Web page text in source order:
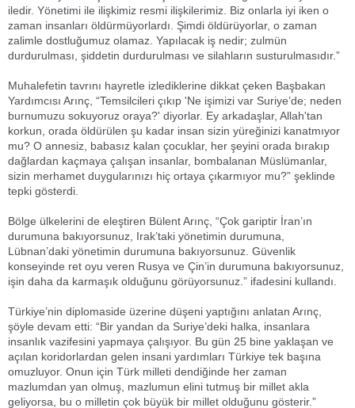
iledir. Yönetimi ile ilişkimiz resmi ilişkilerimiz. Biz onlarla iyi iken o
zaman insanları öldürmüyorlardı. Şimdi öldürüyorlar, o zaman
zalimle dostluğumuz olamaz. Yapılacak iş nedir; zulmün
durdurulması, şiddetin durdurulması ve silahların susturulmasıdır.”
Muhalefetin tavrını hayretle izlediklerine dikkat çeken Başbakan
Yardımcısı Arınç, “Temsilcileri çıkıp 'Ne işimizi var Suriye’de; neden
burnumuzu sokuyoruz oraya?' diyorlar. Ey arkadaşlar, Allah'tan
korkun, orada öldürülen şu kadar insan sizin yüreğinizi kanatmıyor
mu? O annesiz, babasız kalan çocuklar, her şeyini orada bırakıp
dağlardan kaçmaya çalışan insanlar, bombalanan Müslümanlar,
sizin merhamet duygularınızı hiç ortaya çıkarmıyor mu?” şeklinde
tepki gösterdi.
Bölge ülkelerini de eleştiren Bülent Arınç, “Çok gariptir İran’ın
durumuna bakıyorsunuz, Irak’taki yönetimin durumuna,
Lübnan’daki yönetimin durumuna bakıyorsunuz. Güvenlik
konseyinde ret oyu veren Rusya ve Çin’in durumuna bakıyorsunuz,
işin daha da karmaşık olduğunu görüyorsunuz.” ifadesini kullandı.
Türkiye’nin diplomaside üzerine düşeni yaptığını anlatan Arınç,
şöyle devam etti: “Bir yandan da Suriye’deki halka, insanlara
insanlık vazifesini yapmaya çalışıyor. Bu gün 25 bine yaklaşan ve
açılan koridorlardan gelen insani yardımları Türkiye tek başına
omuzluyor. Onun için Türk milleti dendiğinde her zaman
mazlumdan yan olmuş, mazlumun elini tutmuş bir millet akla
geliyorsa, bu o milletin çok büyük bir millet olduğunu gösterir.”